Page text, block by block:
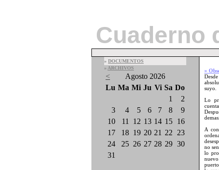
Cuaderno
» DOCUMENTOS
» ARCHIVOS
<
Agosto 2026
Lu Ma Mi Ju Vi Sa Do
1
2
3
4 5 6 7 8
9
10
11 12 13 14 15 16
17
18 19 20 21 22
23
24
25 26 27 28 29 30
31
»
suyo.
Lo
A
no
lo